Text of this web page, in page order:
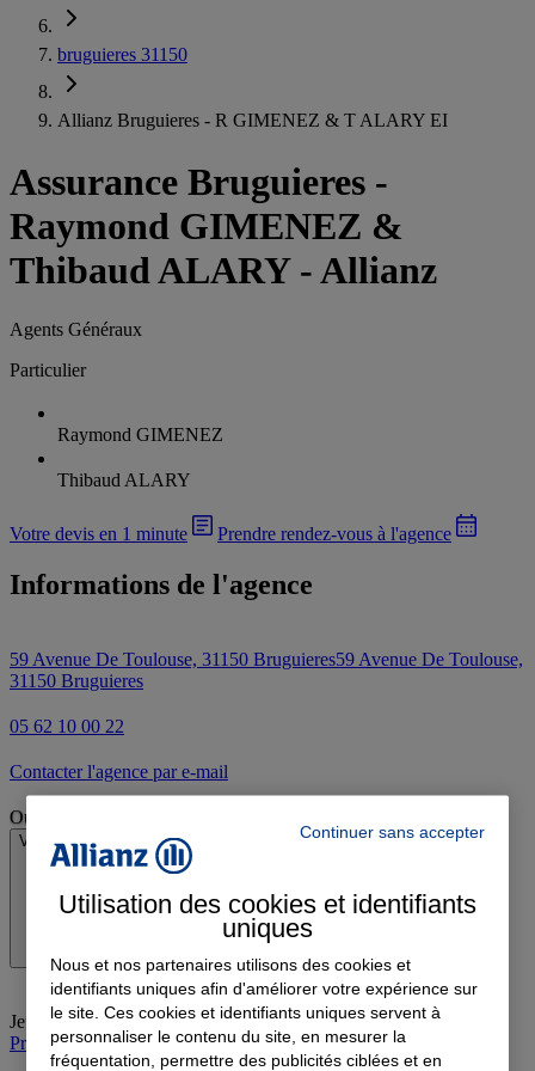
bruguieres 31150
Allianz Bruguieres - R GIMENEZ & T ALARY EI
Assurance Bruguieres -
Raymond GIMENEZ &
Thibaud ALARY - Allianz
Agents Généraux
Particulier
Raymond GIMENEZ
Thibaud ALARY
Votre devis en 1 minute Prendre rendez-vous à l'agence
Informations de l'agence
59 Avenue De Toulouse, 31150 Bruguieres59 Avenue De Toulouse,
31150 Bruguieres
05 62 10 00 22
Contacter l'agence par e-mail
Ouvert
Voir les horaires
Jeudi : 09:00-12:00, 14:00-18:00
Prendre rendez-vous à l'agence
Continuer sans accepter
Utilisation des cookies et identifiants
uniques
Nous et nos partenaires utilisons des cookies et
identifiants uniques afin d'améliorer votre expérience sur
le site. Ces cookies et identifiants uniques servent à
personnaliser le contenu du site, en mesurer la
fréquentation, permettre des publicités ciblées et en